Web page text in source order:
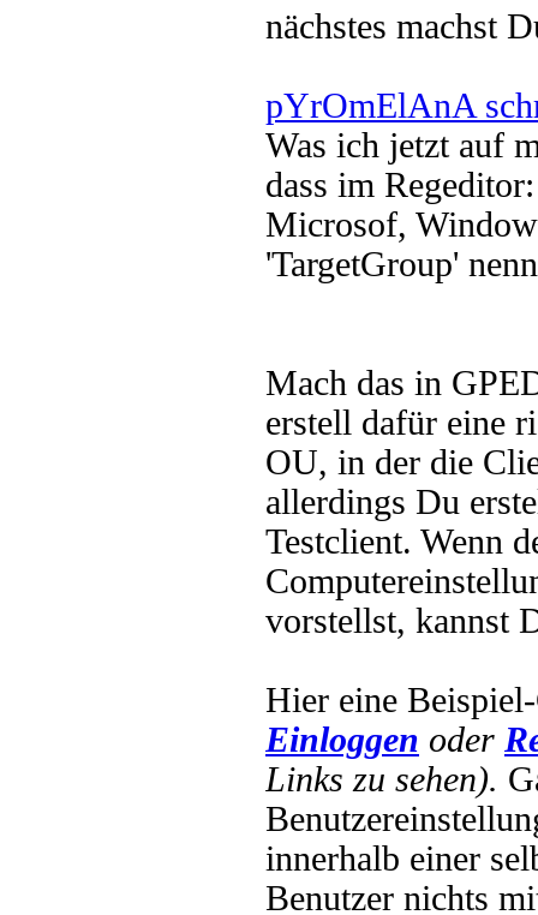
nächstes machst
pYrOmElAnA
Was ich jetzt auf
dass im
Microsof,
'TargetGroup'
Mach das in
erstell dafür eine
OU, in der die
allerdings Du
Testclient. Wenn
vorstellst, kannst
Hier eine
Einloggen oder
Links zu sehen).
innerhalb einer
Benutzer nichts